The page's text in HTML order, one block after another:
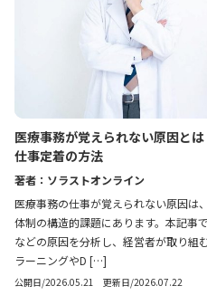
医療事務が覚えられない原因と
仕事定着の方法
著者：ソラストオンライン
医療事務の仕事が覚えられない原因は
体制の構造的課題にあります。本記事
などの原因を分析し、経営者が取り組
ラーニングやD […]
公開日/2026.05.21 更新日/2026.07.22